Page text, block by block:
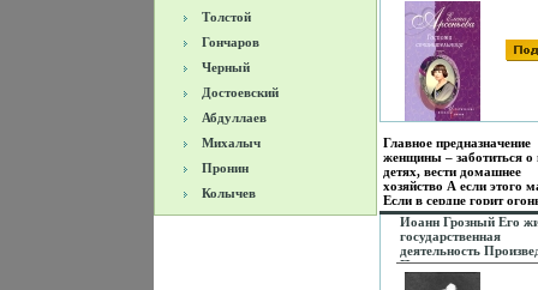
Толстой
Гончаров
Черный
Достоевский
Абдуллаев
Михалыч
Пронин
Колычев
Главное предназначение
женщины – заботиться
детях, вести домашнее
хозяйство А если этого
Если в сердце горит
творчества, если
чувство выражается в
поэтических строк? Для
такатшццих дам один
заняться литературой
этом пути встречается
Иоанн Грозный Его
государственная
деятельность
Пользователям
осуществляется ООО